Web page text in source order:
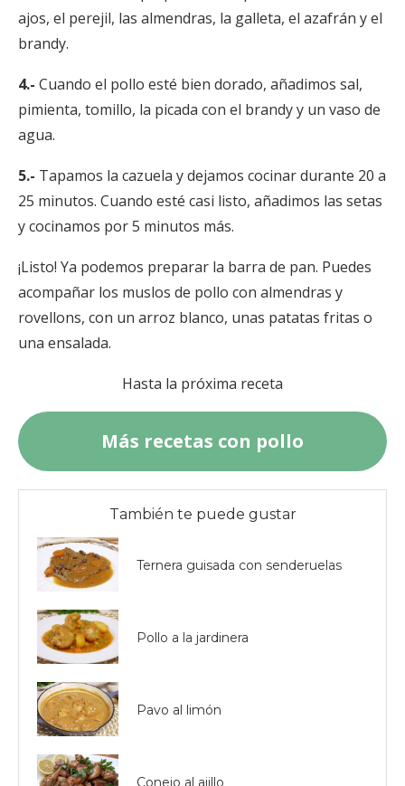
ajos, el perejil, las almendras, la galleta, el azafrán y el
brandy.
4.- Cuando el pollo esté bien dorado, añadimos sal,
pimienta, tomillo, la picada con el brandy y un vaso de
agua.
5.- Tapamos la cazuela y dejamos cocinar durante 20 a
25 minutos. Cuando esté casi listo, añadimos las setas
y cocinamos por 5 minutos más.
¡Listo! Ya podemos preparar la barra de pan. Puedes
acompañar los muslos de pollo con almendras y
rovellons, con un arroz blanco, unas patatas fritas o
una ensalada.
Hasta la próxima receta
Más recetas con pollo
También te puede gustar
Ternera guisada con senderuelas
Pollo a la jardinera
Pavo al limón
Conejo al ajillo